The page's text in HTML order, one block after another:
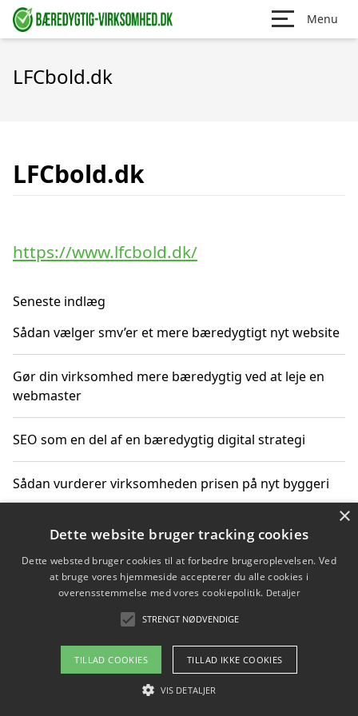
Menu
LFCbold.dk
LFCbold.dk
https://www.lfcbold.dk/
Seneste indlæg
Sådan vælger smv’er et mere bæredygtigt nyt website
Gør din virksomhed mere bæredygtig ved at leje en
webmaster
SEO som en del af en bæredygtig digital strategi
Sådan vurderer virksomheden prisen på nyt byggeri
Sådan får du hjælp til en hjemmeside uden binding
Copyright 2026 - Pilanto Aps
Om / kontakt
Blog Betingelser
×
Dette website bruger tracking cookies
Dette websted bruger cookies til at forbedre brugeroplevelsen. Ved
at bruge vores hjemmeside accepterer du alle cookies i
overensstemmelse med vores cookiepolitik. Detaljer
STRENGT NØDVENDIGE
TILLAD COOKIES TILLAD IKKE COOKIES
VIS DETALJER